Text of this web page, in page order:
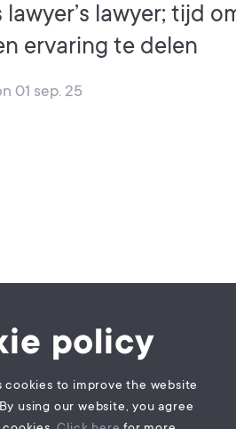
lawyer’s lawyer; tijd
ervaring te delen
01 sep. 25
policy
cookies to improve the website
using our website, you agree